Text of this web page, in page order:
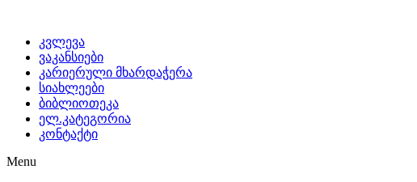
კვლევა
ვაკანსიები
კარიერული მხარდაჭერა
სიახლეები
ბიბლიოთეკა
ელ.კატეგორია
კონტაქტი
Menu